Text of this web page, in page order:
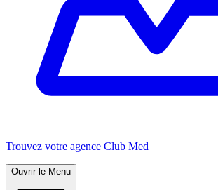
Trouvez votre agence Club Med
Ouvrir le Menu